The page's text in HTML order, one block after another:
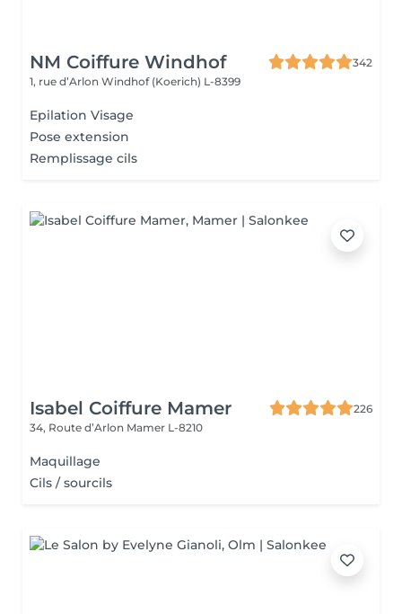
NM Coiffure Windhof
342
1, rue d’Arlon Windhof (Koerich) L-8399
Epilation Visage
Pose extension
Remplissage cils
Isabel Coiffure Mamer
226
34, Route d’Arlon Mamer L-8210
Maquillage
Cils / sourcils